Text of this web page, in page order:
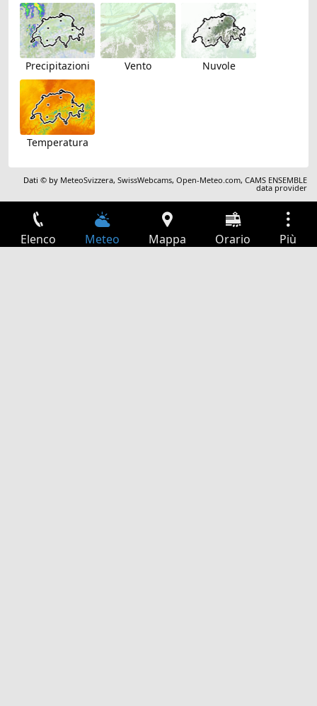
Precipitazioni Vento Nuvole
Temperatura
Dati © by MeteoSvizzera,SwissWebcams,Open-Meteo.com,CAMS ENSEMBLE
data provider
Elenco Meteo Mappa Orario Più